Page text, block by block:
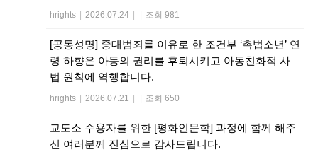
hrights | 2026.07.24 | | 조회 981
[공동성명] 중대범죄를 이유로 한 조건부 ‘촉법소년’ 연
령 하향은 아동의 권리를 후퇴시키고 아동친화적 사
법 원칙에 역행합니다.
hrights | 2026.07.21 | | 조회 650
교도소 수용자를 위한 [평화인문학] 과정에 함께 해주
신 여러분께 진심으로 감사드립니다.